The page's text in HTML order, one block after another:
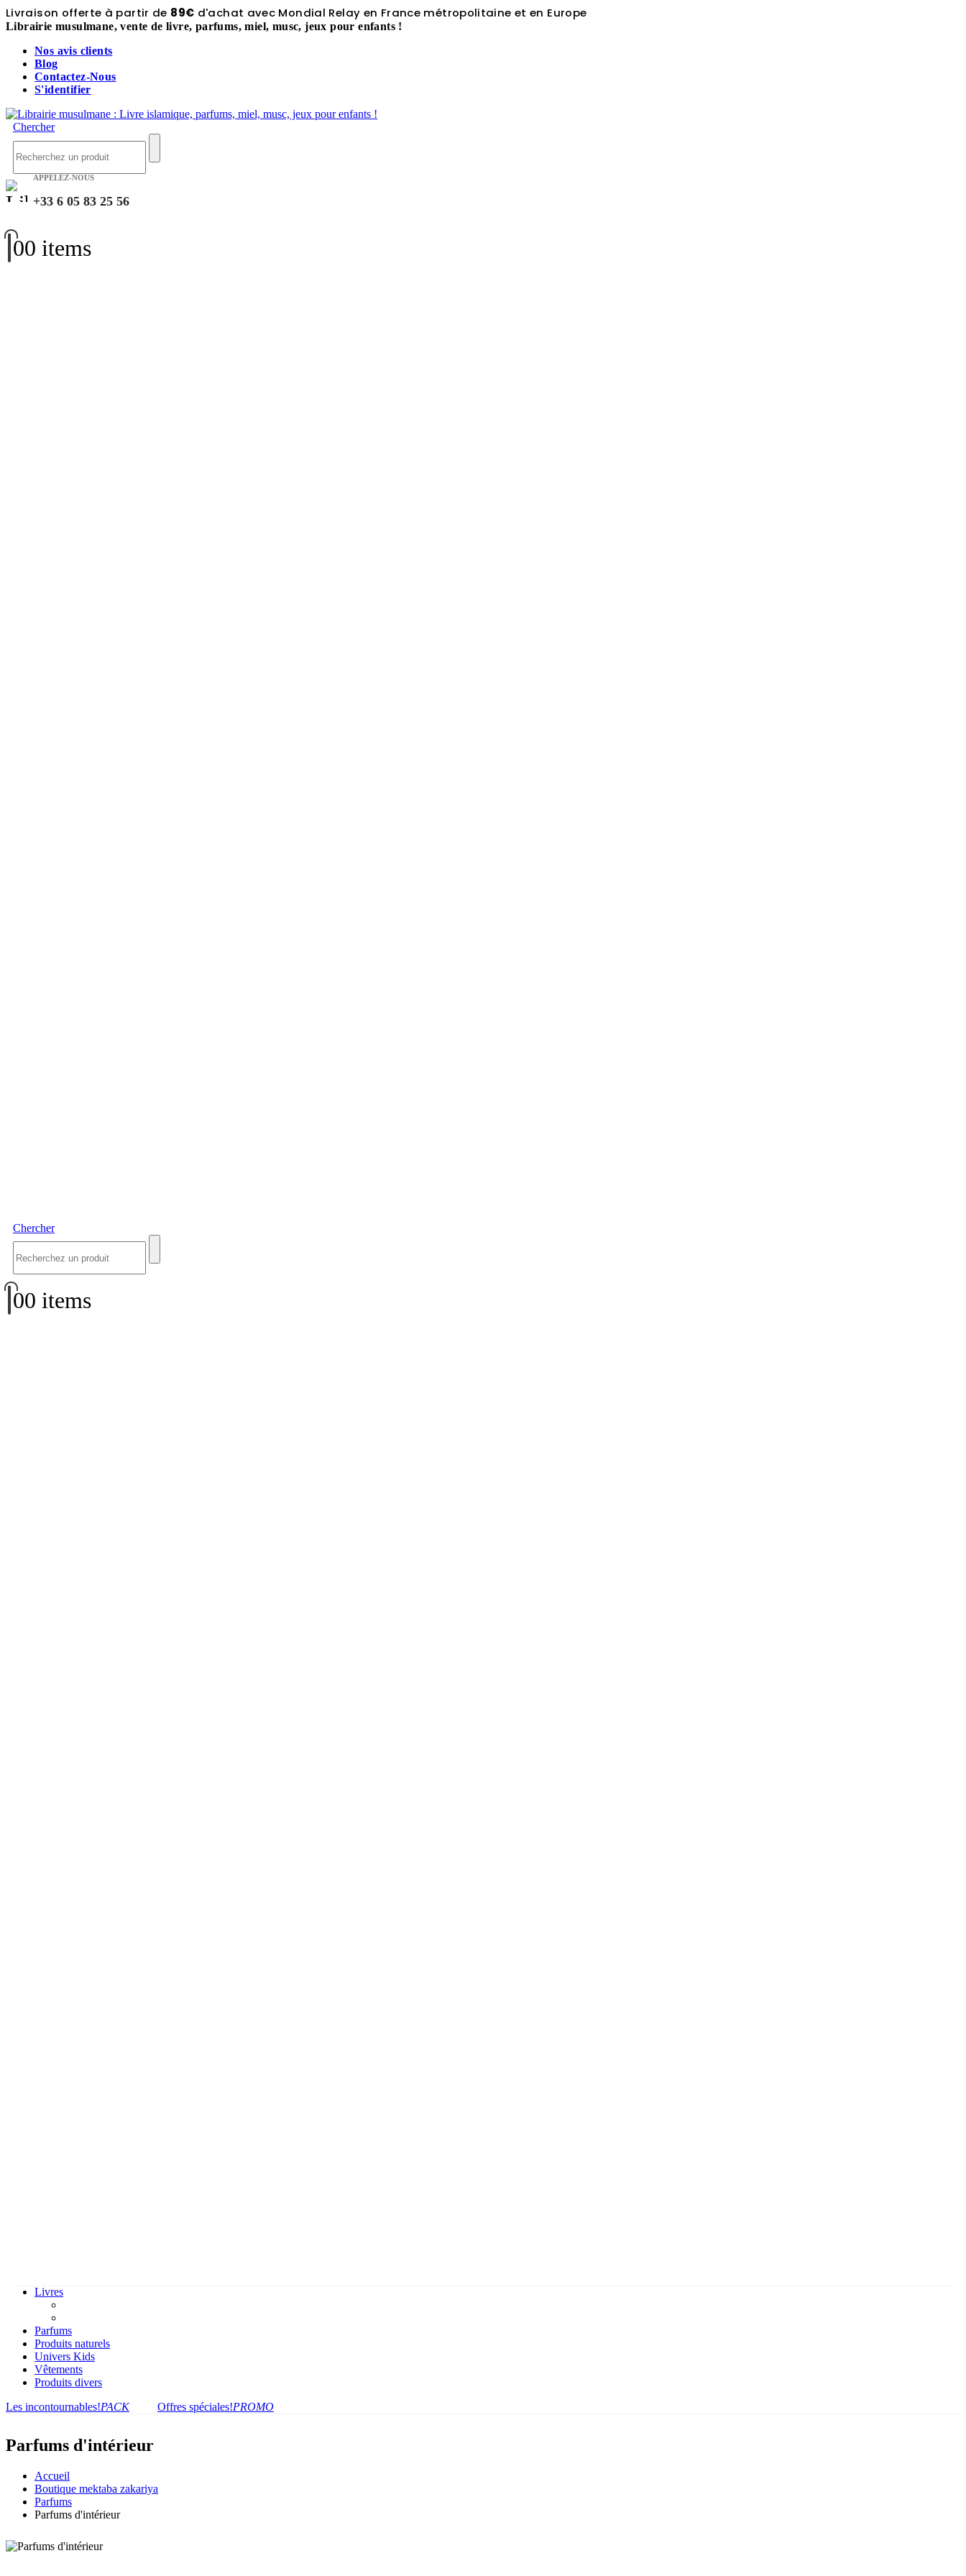
Livraison offerte à partir de 89€ d'achat avec Mondial Relay en France métropolitaine et en Europe
Librairie musulmane, vente de livre, parfums, miel, musc, jeux pour enfants !
Nos avis clients
Blog
Contactez-Nous
S'identifier
Chercher
APPELEZ-NOUS
+33 6 05 83 25 56
00 items
Chercher
00 items
Livres
Parfums
Produits naturels
Univers Kids
Vêtements
Produits divers
Les incontournables!PACK Offres spéciales!PROMO
Parfums d'intérieur
Accueil
Boutique mektaba zakariya
Parfums
Parfums d'intérieur